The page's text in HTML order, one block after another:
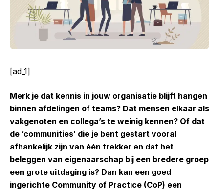
[ad_1]
Merk je dat kennis in jouw organisatie blijft hangen
binnen afdelingen of teams? Dat mensen elkaar als
vakgenoten en collega’s te weinig kennen? Of dat
de ‘communities’ die je bent gestart vooral
afhankelijk zijn van één trekker en dat het
beleggen van eigenaarschap bij een bredere groep
een grote uitdaging is? Dan kan een goed
ingerichte Community of Practice (CoP) een